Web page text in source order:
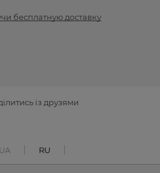
бесплатную доставку
із друзями
UA RU